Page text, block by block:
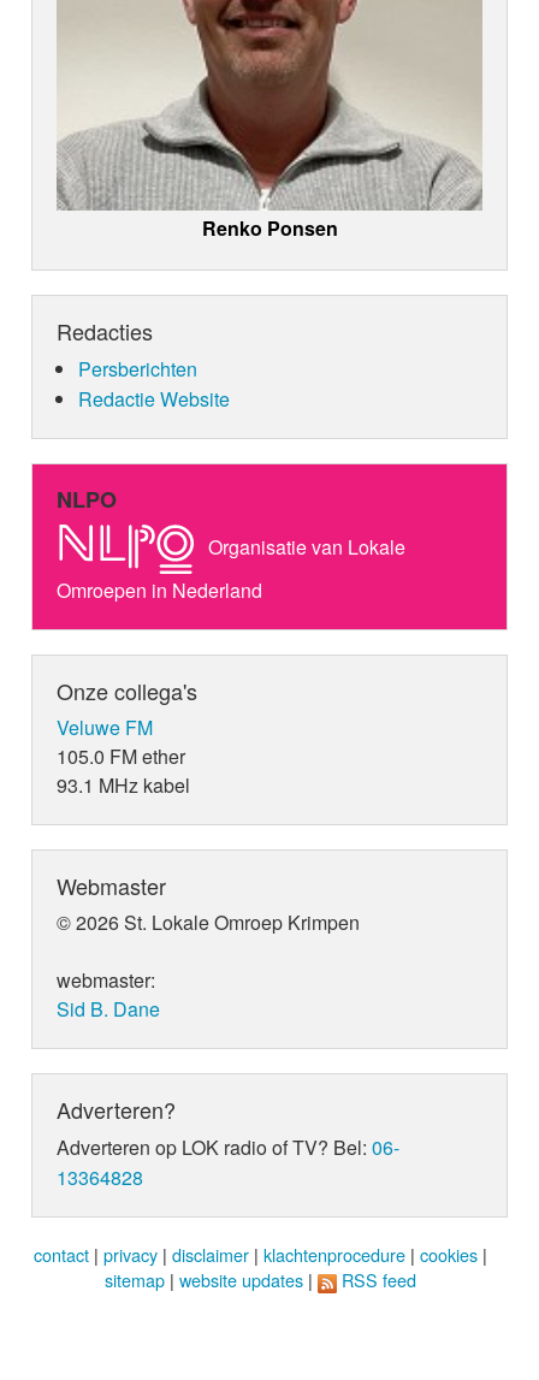
Renko Ponsen
Redacties
Persberichten
Redactie Website
NLPO
Organisatie van Lokale
Omroepen in Nederland
Onze collega's
Veluwe FM
105.0 FM ether
93.1 MHz kabel
Webmaster
© 2026 St. Lokale Omroep Krimpen
webmaster:
Sid B. Dane
Adverteren?
Adverteren op LOK radio of TV? Bel:06-
13364828
contact | privacy | disclaimer | klachtenprocedure | cookies |
sitemap | website updates | RSS feed